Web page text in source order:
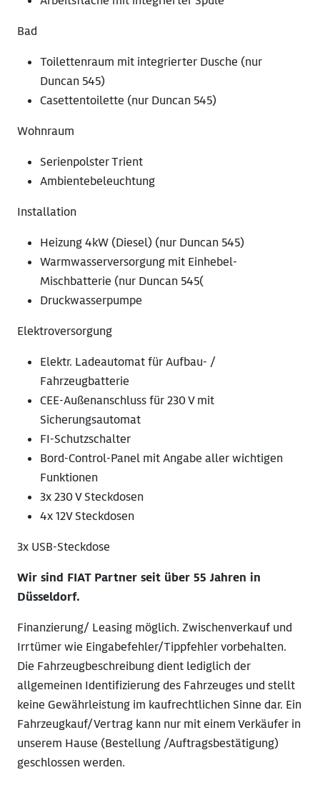
Bad
Toilettenraum mit integrierter Dusche (nur
Duncan 545)
Casettentoilette (nur Duncan 545)
Wohnraum
Serienpolster Trient
Ambientebeleuchtung
Installation
Heizung 4kW (Diesel) (nur Duncan 545)
Warmwasserversorgung mit Einhebel-
Mischbatterie (nur Duncan 545(
Druckwasserpumpe
Elektroversorgung
Elektr. Ladeautomat für Aufbau- /
Fahrzeugbatterie
CEE-Außenanschluss für 230 V mit
Sicherungsautomat
FI-Schutzschalter
Bord-Control-Panel mit Angabe aller wichtigen
Funktionen
3x 230 V Steckdosen
4x 12V Steckdosen
3x USB-Steckdose
Wir sind FIAT Partner seit über 55 Jahren in
Düsseldorf.
Finanzierung/ Leasing möglich. Zwischenverkauf und
Irrtümer wie Eingabefehler/Tippfehler vorbehalten.
Die Fahrzeugbeschreibung dient lediglich der
allgemeinen Identifizierung des Fahrzeuges und stellt
keine Gewährleistung im kaufrechtlichen Sinne dar. Ein
Fahrzeugkauf/Vertrag kann nur mit einem Verkäufer in
unserem Hause (Bestellung /Auftragsbestätigung)
geschlossen werden.